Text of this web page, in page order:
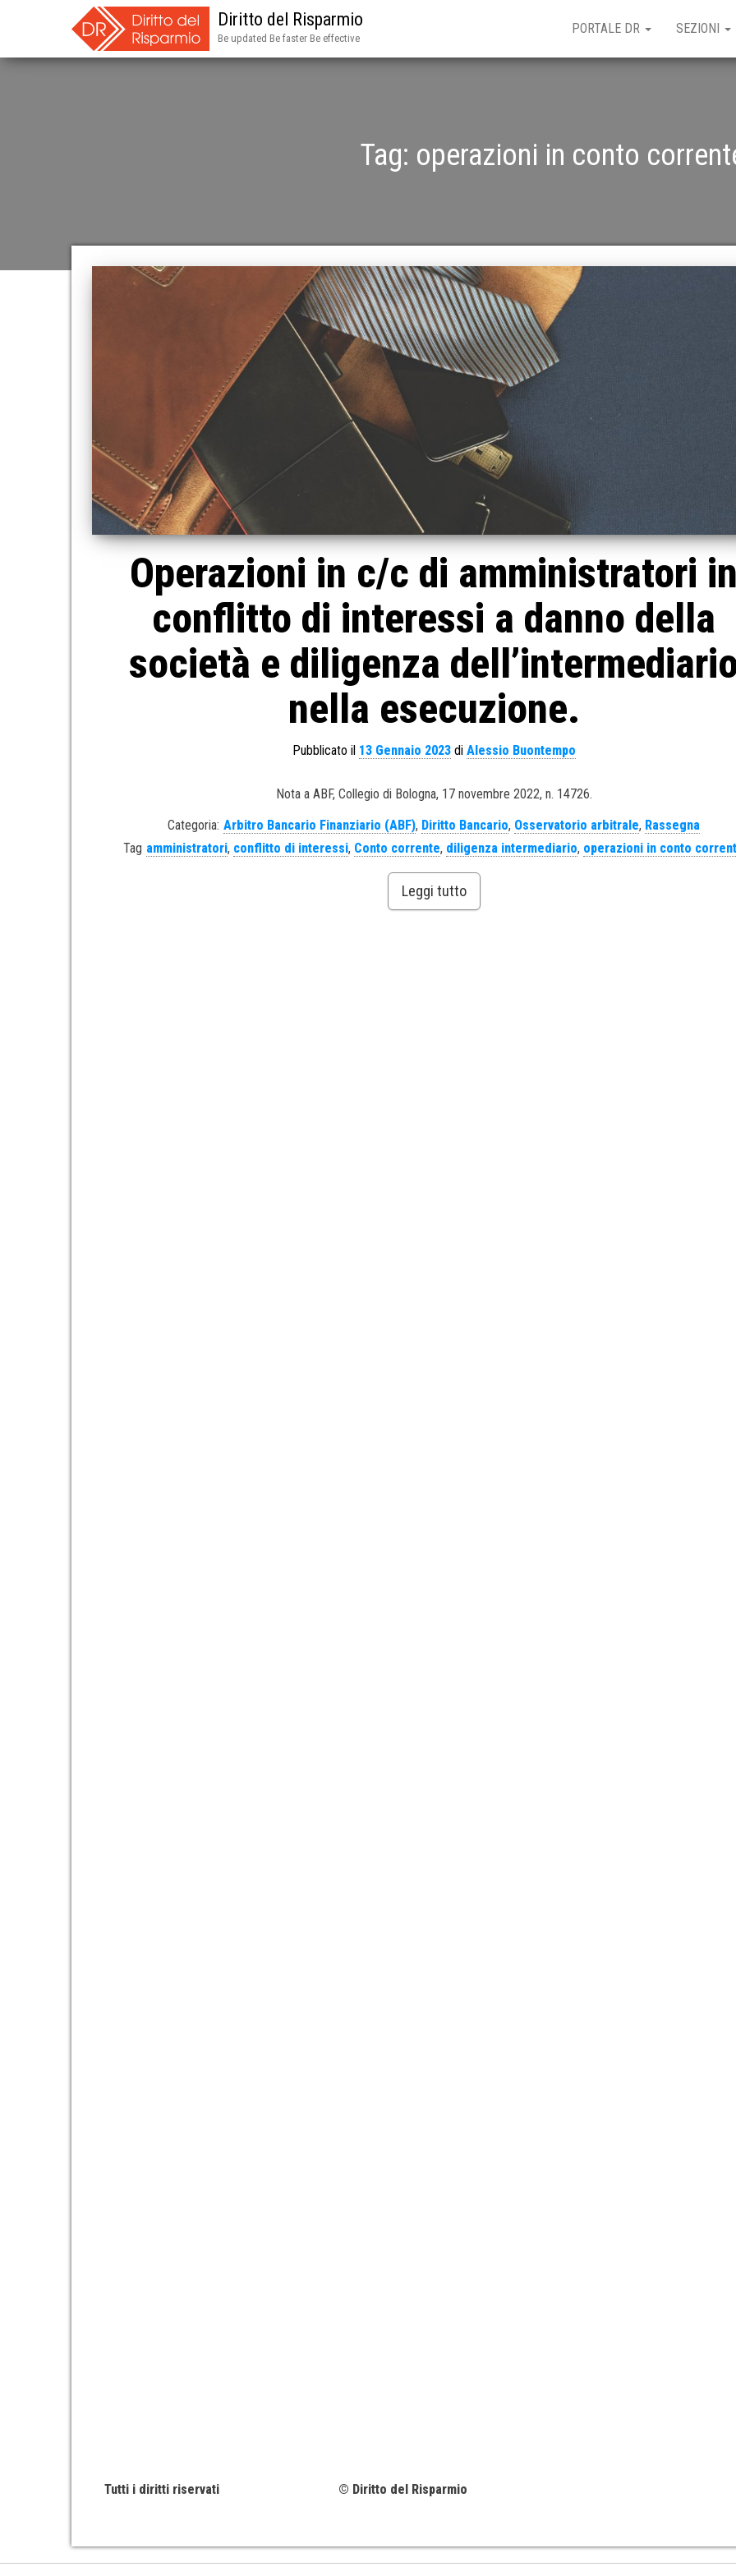
Diritto del Risparmio
Be updated Be faster Be effective
PORTALE DR SEZIONI
Tag: operazioni in conto
Operazioni in c/c di amministratori
conflitto di interessi a danno della
società e diligenza
nella esecuzione.
Pubblicato il 13 Gennaio 2023di Alessio Buontempo
Nota a ABF, Collegio di Bologna, 17 novembre 2022, n. 14726.
Categoria: Arbitro Bancario Finanziario (ABF), Diritto Bancario, Osservatorio arbitrale, Rassegna
Tag amministratori, conflitto di interessi, Conto corrente, diligenza intermediario, operazioni in conto
Leggi tutto
Tutti i diritti riservati © Diritto del Risparmio